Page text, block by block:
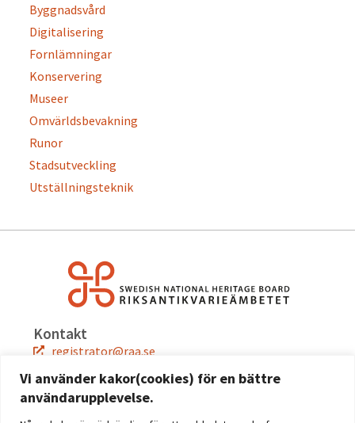
Vi använder kakor(cookies) för en bättre
användarupplevelse.
Byggnadsvård
Digitalisering
Fornlämningar
Konservering
Museer
Omvärldsbevakning
Runor
Stadsutveckling
Utställningsteknik
Kontakt
registrator@raa.se
08-5191 80 00
Snabblänkar